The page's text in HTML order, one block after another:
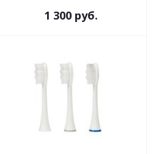
1 300 руб.